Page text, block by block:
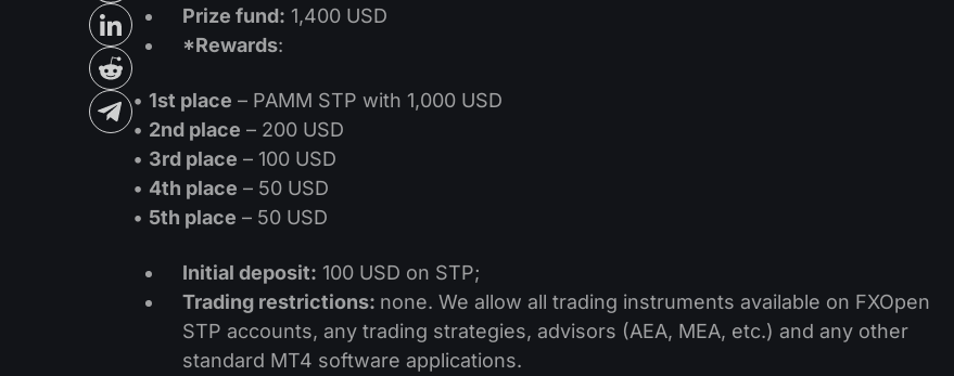
Prize fund: 1,400 USD
*Rewards:
• 1st place – PAMM STP with 1,000 USD
• 2nd place – 200 USD
• 3rd place – 100 USD
• 4th place – 50 USD
• 5th place – 50 USD
Initial deposit: 100 USD on STP;
Trading restrictions: none. We allow all trading instruments available on FXOpen
STP accounts, any trading strategies, advisors (AEA, MEA, etc.) and any other
standard MT4 software applications.